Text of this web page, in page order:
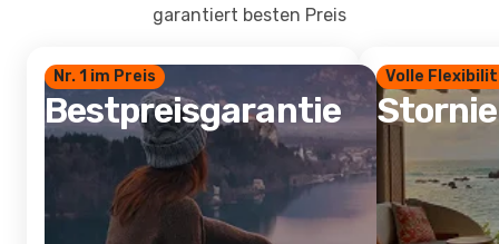
garantiert besten Preis
Nr. 1 im Preis
Bestpreisgarantie
Volle